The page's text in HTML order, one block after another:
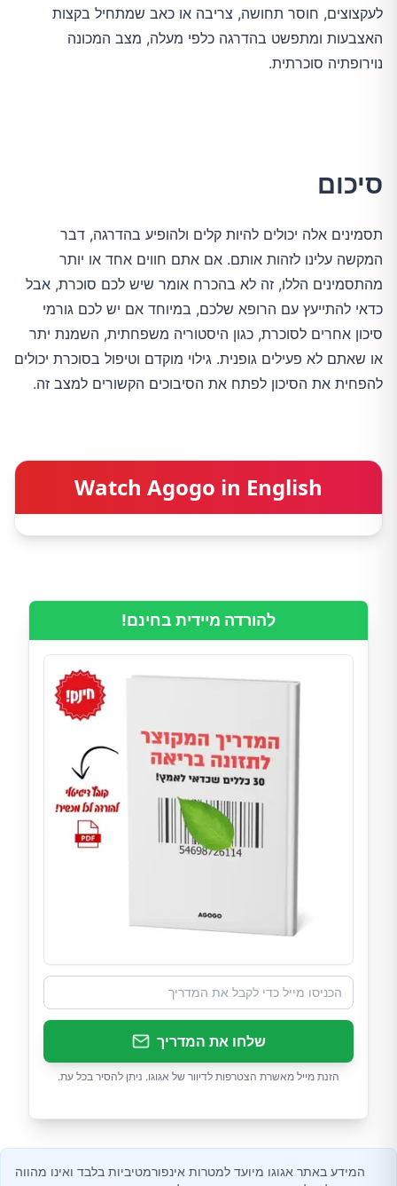
לעקצוצים, חוסר תחושה, צריבה או כאב שמתחיל בקצות
האצבעות ומתפשט בהדרגה כלפי מעלה, מצב המכונה
נוירופתיה סוכרתית.
סיכום
תסמינים אלה יכולים להיות קלים ולהופיע בהדרגה, דבר
המקשה עלינו לזהות אותם. אם אתם חווים אחד או יותר
מהתסמינים הללו, זה לא בהכרח אומר שיש לכם סוכרת, אבל
כדאי להתייעץ עם הרופא שלכם, במיוחד אם יש לכם גורמי
סיכון אחרים לסוכרת, כגון היסטוריה משפחתית, השמנת יתר
או שאתם לא פעילים גופנית. גילוי מוקדם וטיפול בסוכרת יכולים
להפחית את הסיכון לפתח את הסיבוכים הקשורים למצב זה.
Watch Agogo in English
להורדה מיידית בחינם!
שלחו את המדריך
הזנת מייל מאשרת הצטרפות לדיוור של אגוגו. ניתן להסיר בכל עת.
המידע באתר אגוגו מיועד למטרות אינפורמטיביות בלבד ואינו מהווה